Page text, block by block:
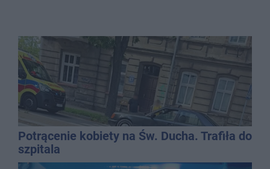
Potrącenie kobiety na Św. Ducha. Trafiła do
szpitala